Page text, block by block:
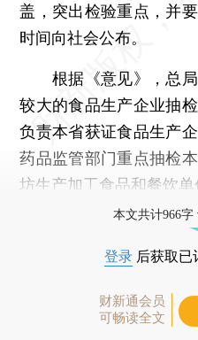
盖，突出检验重点，并
时间向社会公布。
根据《意见》，总局
较大的食品生产企业抽
负责本省获证食品生产
药品监管部门重点抽检
坊生产加工食品和餐饮单
本文共计966
登录 后获取已
财新通会员
可畅读全文